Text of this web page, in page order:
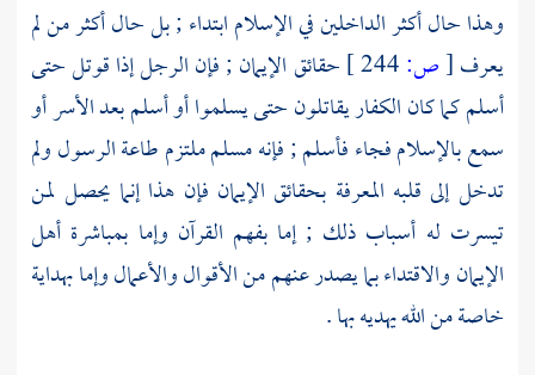
وهذا حال أكثر الداخلين في الإسلام ابتداء ; بل حال أكثر من لم
يعرف[ص:
حقائق الإيمان ; فإن الرجل إذا قوتل حتى
أسلم كما كانالكفاريقاتلون حتى يسلموا أو أسلم بعد الأسر أو
سمع بالإسلام فجاء فأسلم ; فإنه مسلم ملتزم طاعة الرسول ولم
تدخل إلى قلبه المعرفة بحقائق الإيمان فإن هذا إنما يحصل لمن
تيسرت له أسباب ذلك ; إما بفهم القرآن وإما بمباشرة أهل
الإيمان والاقتداء بما يصدر عنهم من الأقوال والأعمال وإما بهداية
خاصة من الله يهديه بها .